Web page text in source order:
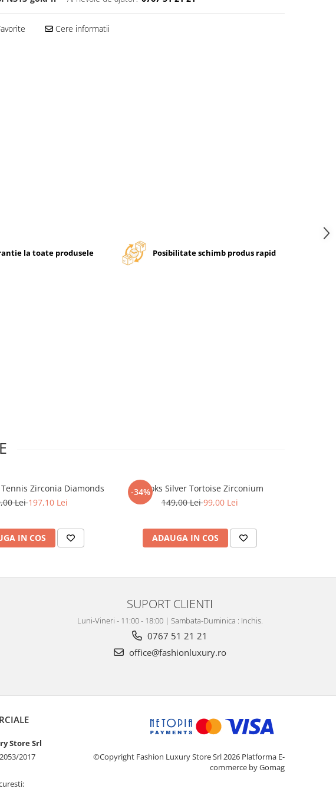
Cere informatii
la toate produsele Posibilitate schimb produs rapid
Zirconia Diamonds
Lei197,10 Lei
IN COS
-34%
Brooks Silver Tortoise Zirconium
149,00 Lei99,00 Lei
ADAUGA IN COS
SUPORT CLIENTI
Luni-Vineri - 11:00 - 18:00 | Sambata-Duminica : Inchis.
0767 51 21 21
office@fashionluxury.ro
Store Srl
2017
©Copyright Fashion Luxury Store Srl 2026 Platforma E-
commerce by Gomag